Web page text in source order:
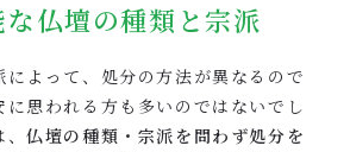
仏壇の種類と宗派
よって、処分の方法が異なるので
に思われる方も多いのではないでし
、仏壇の種類・宗派を問わず処分を